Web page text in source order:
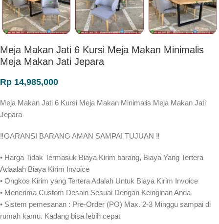
Meja Makan Jati 6 Kursi Meja Makan Minimalis
Meja Makan Jati Jepara
Rp 14,985,000
Meja Makan Jati 6 Kursi Meja Makan Minimalis Meja Makan Jati
Jepara
‼️GARANSI BARANG AMAN SAMPAI TUJUAN ‼
• Harga Tidak Termasuk Biaya Kirim barang, Biaya Yang Tertera
Adaalah Biaya Kirim Invoice
• Ongkos Kirim yang Tertera Adalah Untuk Biaya Kirim Invoice
• Menerima Custom Desain Sesuai Dengan Keinginan Anda
• Sistem pemesanan : Pre-Order (PO) Max. 2-3 Minggu sampai di
rumah kamu. Kadang bisa lebih cepat⁣⁣